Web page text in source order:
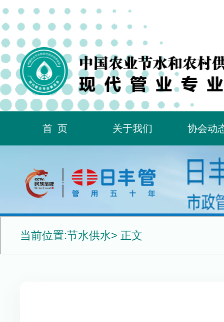
首页 关于我们 协会动
当前位置:节水供水> 正文